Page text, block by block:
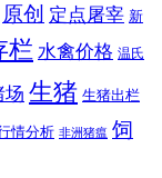
原创 定点屠宰 新
栏 水禽价格 温氏
场 生猪 生猪出栏
情分析 非洲猪瘟 饲